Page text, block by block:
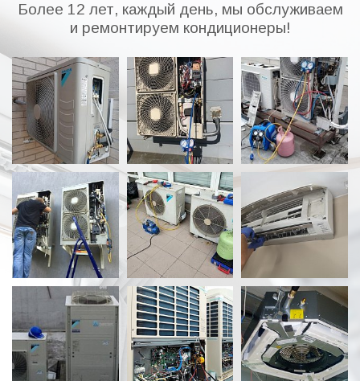
Более 12 лет, каждый день, мы обслуживаем
и ремонтируем кондиционеры!